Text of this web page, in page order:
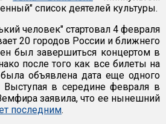
список деятелей культуры.
человек" стартовал 4 февраля
20 городов России и ближнего
был завершиться концертом в
после того как все билеты на
объявлена дата еще одного
Выступая в середине февраля в
заявила, что ее нынешний
последним.